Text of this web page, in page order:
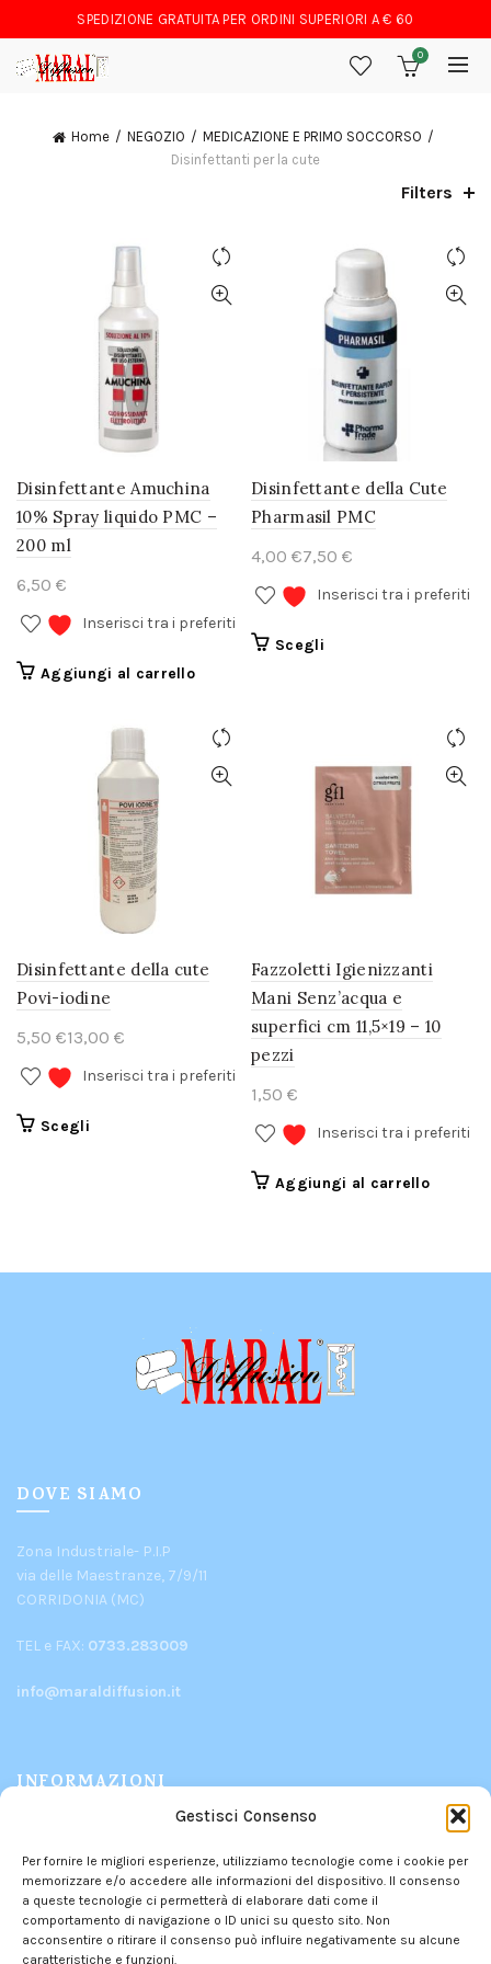
Gestisci Consenso
Per fornire le migliori esperienze, utilizziamo tecnologie come i cookie per
memorizzare e/o accedere alle informazioni del dispositivo. Il consenso
a queste tecnologie ci permetterà di elaborare dati come il
comportamento di navigazione o ID unici su questo sito. Non
acconsentire o ritirare il consenso può influire negativamente su alcune
caratteristiche e funzioni.
SPEDIZIONE GRATUITA PER ORDINI SUPERIORI A € 60
0
Home NEGOZIO
MEDICAZIONE E PRIMO SOCCORSO
Disinfettanti per la cute
Filters
Disinfettante Amuchina
10% Spray liquido PMC –
200 ml
€
Inserisci tra i preferiti
Aggiungi al carrello
Disinfettante della Cute
Pharmasil PMC
€
€
Inserisci tra i preferiti
ScegliQuesto
Le
opzioni
possono
essere
scelte
nella
Disinfettante della cute
Povi-iodine
€
€
Inserisci tra i preferiti
ScegliQuesto
opzioni
pagina
Fazzoletti Igienizzanti
Mani Senz’acqua e
superfici cm 11,5×19 – 10
pezzi
€
Inserisci tra i preferiti
Aggiungi al carrello
DOVE SIAMO
Zona Industriale- P.I.P
via delle Maestranze, 7/9/11
CORRIDONIA (MC)
TEL e FAX: 0733.283009
info@maraldiffusion.it
INFORMAZIONI
CHI SIAMO
CONTATTI
POLITICA DEI RESI